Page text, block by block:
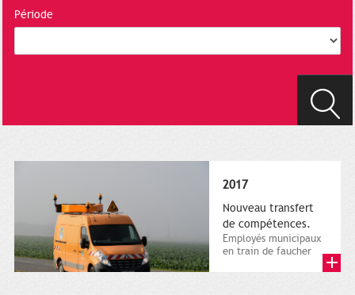
Période
2017
Nouveau transfert
de compétences.
Employés municipaux
en train de faucher